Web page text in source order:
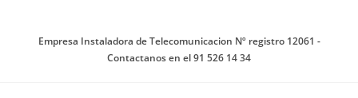
contenido
Empresa Instaladora de Telecomunicacion Nº registro 12061 -
Contactanos en el 91 526 14 34